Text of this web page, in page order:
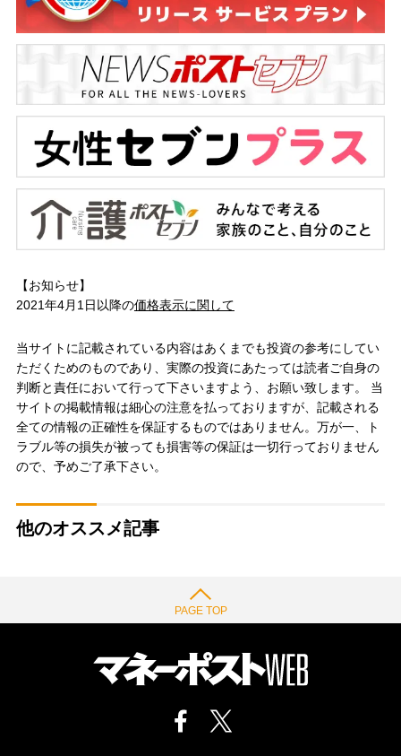
【お知らせ】
2021年4月1日以降の価格表示に関して
当サイトに記載されている内容はあくまでも投資の参考にしてい
ただくためのものであり、実際の投資にあたっては読者ご自身の
判断と責任において行って下さいますよう、お願い致します。 当
サイトの掲載情報は細心の注意を払っておりますが、記載される
全ての情報の正確性を保証するものではありません。万が一、ト
ラブル等の損失が被っても損害等の保証は一切行っておりません
ので、予めご了承下さい。
他のオススメ記事
PAGE TOP